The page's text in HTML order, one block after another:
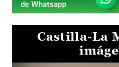
Castilla-La